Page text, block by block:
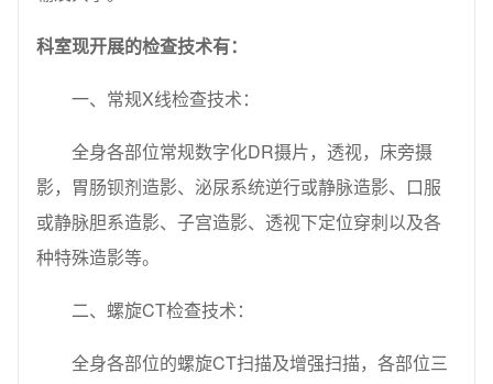
科室现开展的检查技术有：
一、常规X线检查技术：
全身各部位常规数字化DR摄片，透视，床旁摄
影，胃肠钡剂造影、泌尿系统逆行或静脉造影、口服
或静脉胆系造影、子宫造影、透视下定位穿刺以及各
种特殊造影等。
二、螺旋CT检查技术：
全身各部位的螺旋CT扫描及增强扫描，各部位三